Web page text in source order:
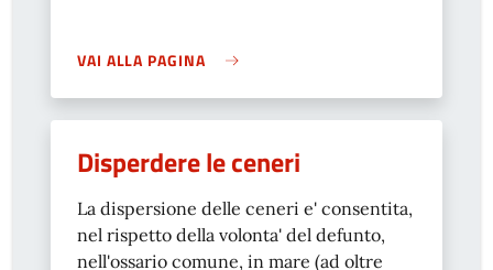
VAI ALLA PAGINA
Disperdere le ceneri
La dispersione delle ceneri e' consentita,
nel rispetto della volonta' del defunto,
nell'ossario comune, in mare (ad oltre